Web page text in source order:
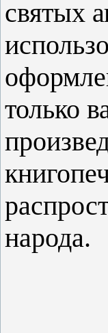
святых
только
народа.